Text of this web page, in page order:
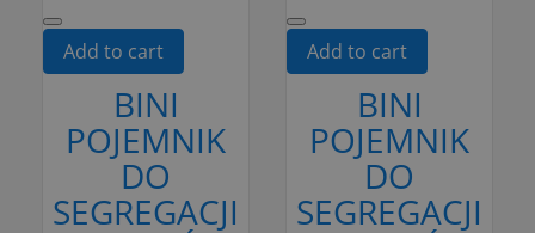
Add to cart
BINI
POJEMNIK
DO
SEGREGACJI
Add to cart
BINI
POJEMNIK
DO
SEGREGACJI